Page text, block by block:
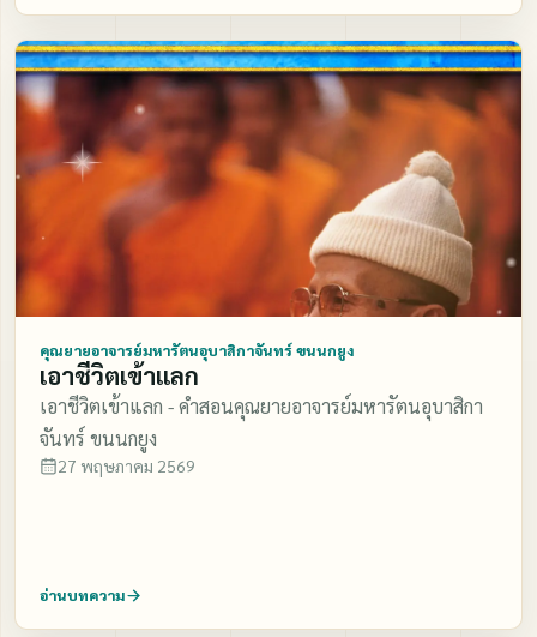
คุณยายอาจารย์มหารัตนอุบาสิกาจันทร์ ขนนกยูง
เอาชีวิตเข้าแลก
เอาชีวิตเข้าแลก - คำสอนคุณยายอาจารย์มหารัตนอุบาสิกา
จันทร์ ขนนกยูง
27 พฤษภาคม 2569
อ่านบทความ